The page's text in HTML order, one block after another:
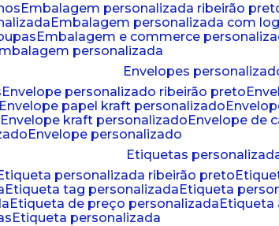
embalagem personalizada ribeirão
embalagem personalizada com
embalagem e commerce
embalagem personalizada
envelopes
envelope personalizado ribeirão preto
envelope papel kraft personalizado
envelope kraft personalizado envelope de
envelope personalizado
etiquetas
etiqueta personalizada ribeirão preto
etiqueta tag personalizada etiqueta
etiqueta de preço personalizada
etiqueta personalizada